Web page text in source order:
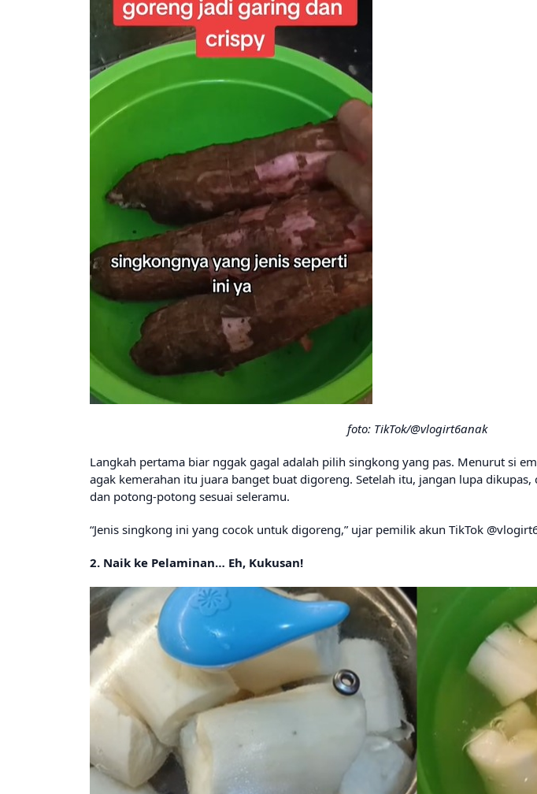
foto: TikTok/@vlogirt6anak
Langkah pertama biar nggak gagal adalah pilih singkong yang pas. Menurut si
agak kemerahan itu juara banget buat digoreng. Setelah itu, jangan lupa
dan potong-potong sesuai seleramu.
“Jenis singkong ini yang cocok untuk digoreng,” ujar pemilik akun TikTok
2. Naik ke Pelaminan… Eh, Kukusan!